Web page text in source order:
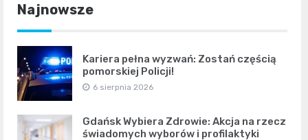
Najnowsze
Kariera pełna wyzwań: Zostań częścią
pomorskiej Policji!
6 sierpnia 2026
Gdańsk Wybiera Zdrowie: Akcja na rzecz
świadomych wyborów i profilaktyki